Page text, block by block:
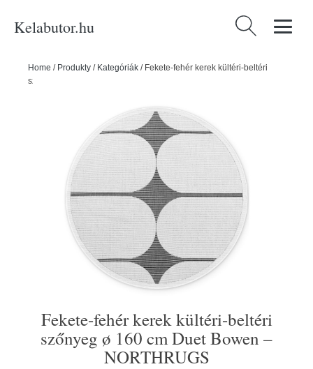
Kelabutor.hu Keresés:
Home / Produkty / Kategóriák / Fekete-fehér kerek kültéri-beltéri
szőnyeg ø 160 cm Duet Bowen – NORTHRUGS
Fekete-fehér kerek kültéri-beltéri
szőnyeg ø 160 cm Duet Bowen –
NORTHRUGS